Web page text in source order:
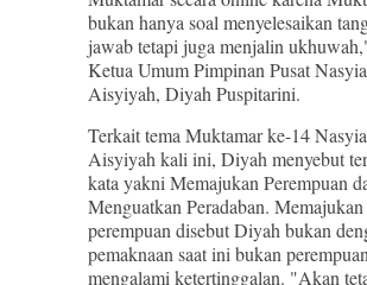
bukan hanya soal menyelesaikan
jawab tetapi juga menjalin
Ketua Umum Pimpinan Pusat
Aisyiyah, Diyah Puspitarini.
Terkait tema Muktamar ke-14
Aisyiyah kali ini, Diyah menyebut
kata yakni Memajukan Perempuan
Menguatkan Peradaban. Memajukan
perempuan disebut Diyah bukan
pemaknaan saat ini bukan perempuan
mengalami ketertinggalan. "Akan